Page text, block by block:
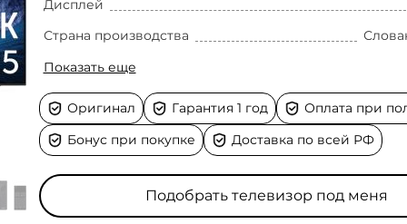
Дисплей
Страна производства
Показать еще
Оригинал Гарантия 1 год
Оплата при
Бонус при покупке
Доставка по всей РФ
Подобрать телевизор под меня